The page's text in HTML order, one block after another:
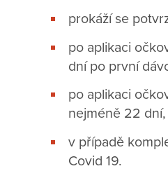
prokáží se
po aplikaci
dní po první
po aplikaci
nejméně 22
v případě
Covid 19.